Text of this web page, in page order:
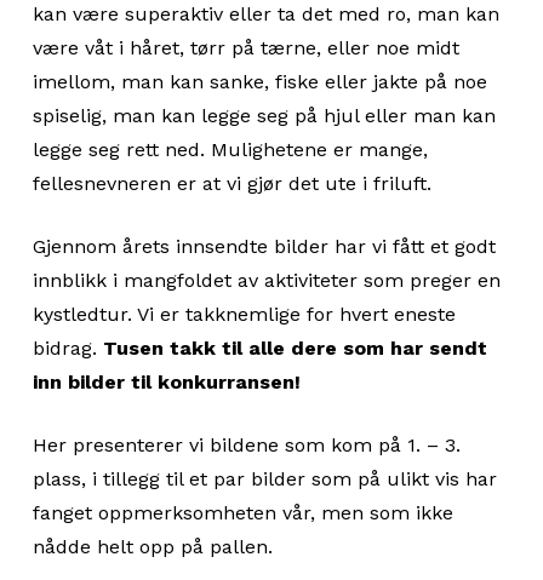
kan være superaktiv eller ta det med ro, man kan
være våt i håret, tørr på tærne, eller noe midt
imellom, man kan sanke, fiske eller jakte på noe
spiselig, man kan legge seg på hjul eller man kan
legge seg rett ned. Mulighetene er mange,
fellesnevneren er at vi gjør det ute i friluft.
Gjennom årets innsendte bilder har vi fått et godt
innblikk i mangfoldet av aktiviteter som preger en
kystledtur. Vi er takknemlige for hvert eneste
bidrag. Tusen takk til alle dere som har sendt
inn bilder til konkurransen!
Her presenterer vi bildene som kom på 1. – 3.
plass, i tillegg til et par bilder som på ulikt vis har
fanget oppmerksomheten vår, men som ikke
nådde helt opp på pallen.